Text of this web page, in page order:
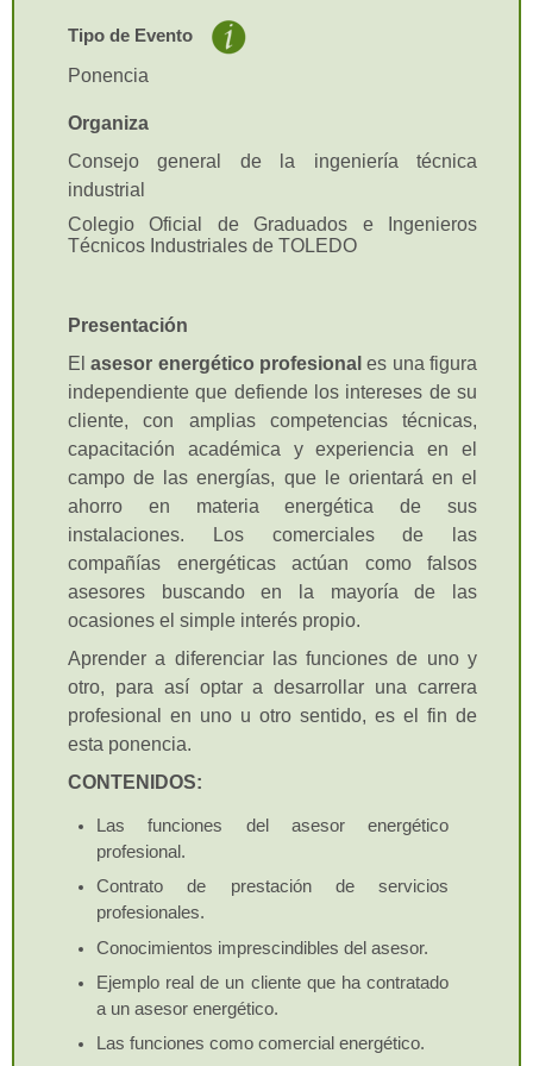
Tipo de Evento
Ponencia
Organiza
Consejo general de la ingeniería técnica
industrial
Colegio Oficial de Graduados e Ingenieros
Técnicos Industriales de TOLEDO
Presentación
Elasesor energético profesionales una figura
independiente que defiende los intereses de su
cliente, con amplias competencias técnicas,
capacitación académica y experiencia en el
campo de las energías, que le orientará en el
ahorro en materia energética de sus
instalaciones. Los comerciales de las
compañías energéticas actúan como falsos
asesores buscando en la mayoría de las
ocasiones el simple interés propio.
Aprender a diferenciar las funciones de uno y
otro, para así optar a desarrollar una carrera
profesional en uno u otro sentido, es el fin de
esta ponencia.
CONTENIDOS:
Las funciones del asesor energético
profesional.
Contrato de prestación de servicios
profesionales.
Conocimientos imprescindibles del asesor.
Ejemplo real de un cliente que ha contratado
a un asesor energético.
Las funciones como comercial energético.
de conocimiento o acción
formativa.
tener, poseen unos ciriterios e
que hacen conocer al
profesorado del mismo el
(Es el único que se puede
bonificar).
Evento comercial:Webinar o
jornada informativa promovido
por una entidad comercial para
exponer sus productos o
novedades del mercado. Este
evento será gratuito para los
alumnos y la entidad comercial
promototra del evento tendrá
que abonar 2 euros/
participante-hora,
independientemente del parfil
del participante. La entidad
comercial promotora será la
encargada de indicar el
número máximo de
participantes que puede tener